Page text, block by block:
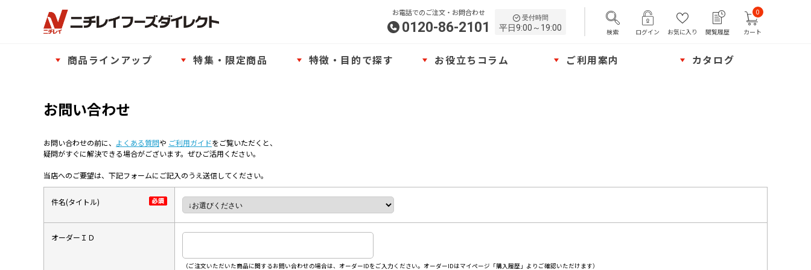
お電話でのご注文・お問合わせ
0120-86-2101
受付時間
平日9:00～19:00 検索 ログイン お気に入り 閲覧履歴 カート
0
商品ラインアップ 特集・限定商品 特徴・目的で探す お役立ちコラム ご利用案内 カタログ
お問い合わせ
お問い合わせの前に、 よくある質問や ご利用ガイドをご覧いただくと、
疑問がすぐに解決できる場合がございます。ぜひご活用ください。
当店へのご要望は、下記フォームにご記入のうえ送信してください。
件名(タイトル)
オーダーＩＤ
（ご注文いただいた商品に関するお問い合わせの場合は、オーダーIDをご入力ください。オーダーIDはマイページ「購入履歴」よりご確認いただけます）